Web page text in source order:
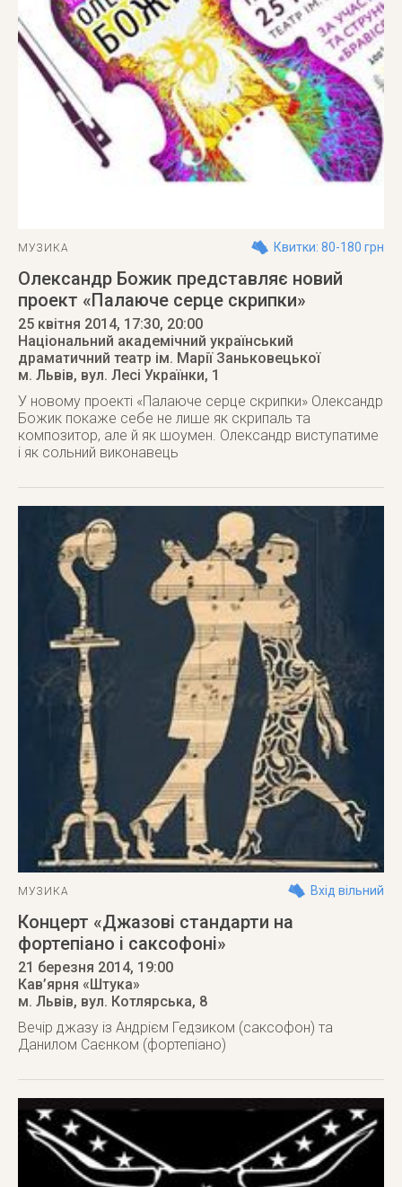
МУЗИКА Квитки: 80-180 грн
Олександр Божик представляє новий
проект «Палаюче серце скрипки»
25 квітня 2014, 17:30, 20:00
Національний академічний український
драматичний театр ім. Марії Заньковецької
м. Львів, вул. Лесі Українки, 1
У новому проекті «Палаюче серце скрипки» Олександр
Божик покаже себе не лише як скрипаль та
композитор, але й як шоумен. Олександр виступатиме
і як сольний виконавець
МУЗИКА Вхід вільний
Концерт «Джазові стандарти на
фортепіано і саксофоні»
21 березня 2014, 19:00
Кав’ярня «Штука»
м. Львів, вул. Котлярська, 8
Вечір джазу із Андрієм Гедзиком (саксофон) та
Данилом Саєнком (фортепіано)